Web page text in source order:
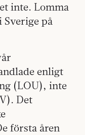
inte. Lomma
på
enligt
(LOU), inte
Det
första åren